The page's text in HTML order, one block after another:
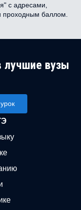
с адресами,
проходным баллом.
лучшие вузы